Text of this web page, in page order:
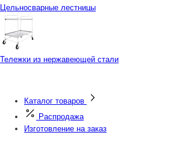
Цельносварные лестницы
Тележки из нержавеющей стали
Каталог товаров
Распродажа
Изготовление на заказ